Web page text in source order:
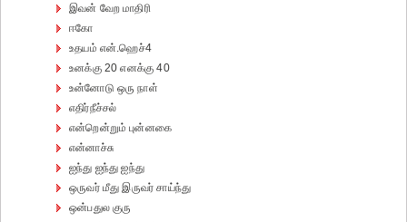
இவன் வேற மாதிரி
ஈகோ
உதயம் என்.ஹெச்4
உனக்கு 20 எனக்கு 40
உன்னோடு ஒரு நாள்
எதிர்நீச்சல்
என்றென்றும் புன்னகை
என்னாச்சு
ஐந்து ஐந்து ஐந்து
ஒருவர் மீது இருவர் சாய்ந்து
ஒன்பதுல குரு